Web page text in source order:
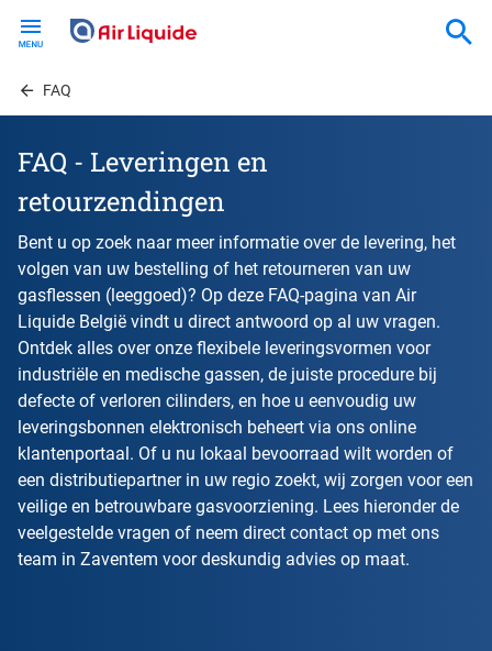
contentFAQ
FAQ - Leveringen en
retourzendingen
Bent u op zoek naar meer informatie over de levering, het
volgen van uw bestelling of het retourneren van uw
gasflessen (leeggoed)? Op deze FAQ-pagina van Air
Liquide België vindt u direct antwoord op al uw vragen.
Ontdek alles over onze flexibele leveringsvormen voor
industriële en medische gassen, de juiste procedure bij
defecte of verloren cilinders, en hoe u eenvoudig uw
leveringsbonnen elektronisch beheert via ons online
klantenportaal. Of u nu lokaal bevoorraad wilt worden of
een distributiepartner in uw regio zoekt, wij zorgen voor een
veilige en betrouwbare gasvoorziening. Lees hieronder de
veelgestelde vragen of neem direct contact op met ons
team in Zaventem voor deskundig advies op maat.